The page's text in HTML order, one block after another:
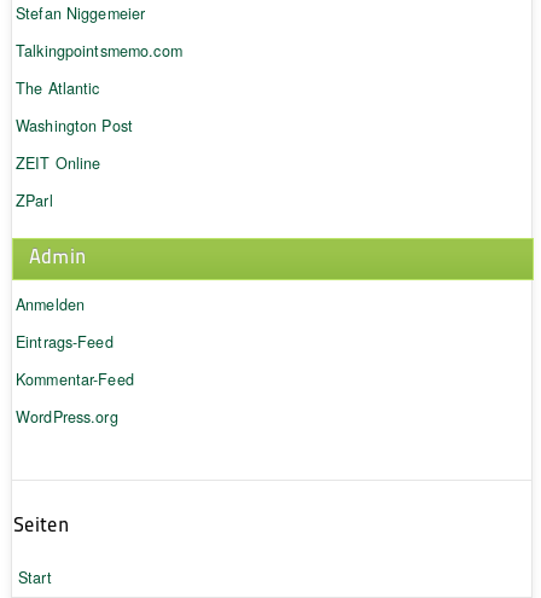
Stefan Niggemeier
Talkingpointsmemo.com
The Atlantic
Washington Post
ZEIT Online
ZParl
Admin
Anmelden
Eintrags-Feed
Kommentar-Feed
WordPress.org
Seiten
Start